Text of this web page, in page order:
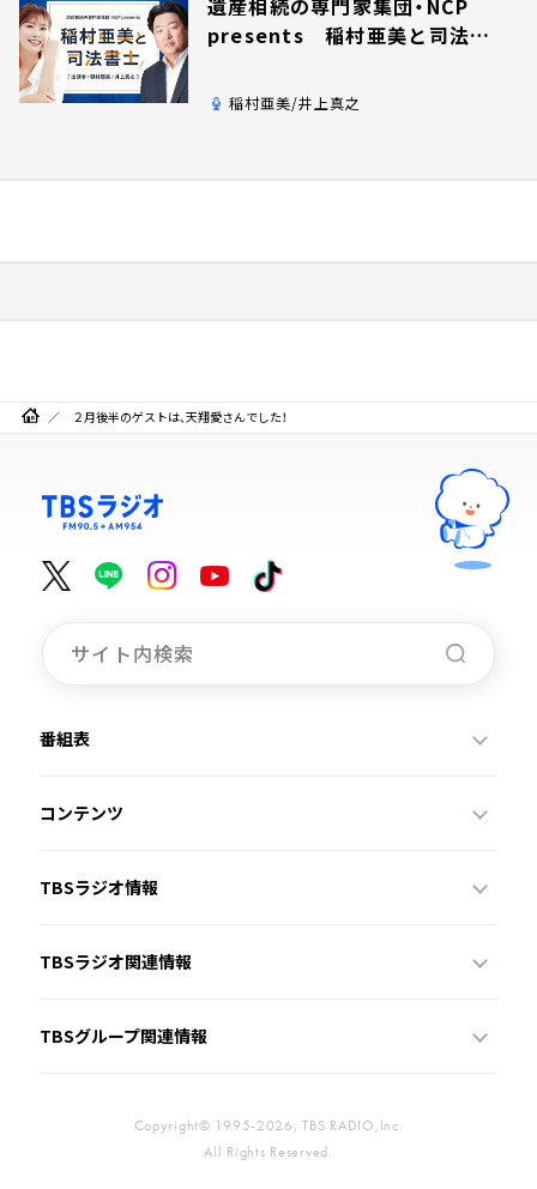
遺産相続の専門家集団・NCP
presents 稲村亜美と司法書
稲村亜美/井上真之
２月後半のゲストは、天翔愛さんでした！
番組表
コンテンツ
TBSラジオ情報
TBSラジオ関連情報
TBSグループ関連情報
Copyright© 1995-2026, TBS RADIO,Inc.
All Rights Reserved.